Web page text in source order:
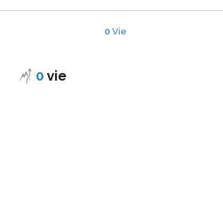
0 Vie
0 vie